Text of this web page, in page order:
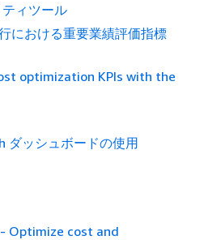
ィツール
における重要業績評価指標
optimization KPIs with the
ダッシュボードの使用
Optimize cost and